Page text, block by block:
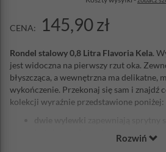
CENA: 145,90 zł
Rondel stalowy 0,8 Litra Flavoria Kela.
jest widoczna na pierwszy rzut oka.
błyszcząca, a wewnętrzna ma delikatne,
wykończenie. Przekonaj się sam i znajdź
kolekcji wyraźnie przedstawione poniżej:
uchwyt wykonany jest z odlewanej
Rozwiń